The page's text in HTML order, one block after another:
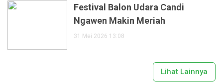
Festival Balon Udara Candi
Ngawen Makin Meriah
31 Mei 2026 13:08
Lihat Lainnya